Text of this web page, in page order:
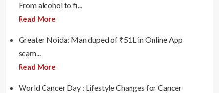
From alcohol to fi...
Read More
Greater Noida: Man duped of ₹51L in Online App
scam...
Read More
World Cancer Day : Lifestyle Changes for Cancer